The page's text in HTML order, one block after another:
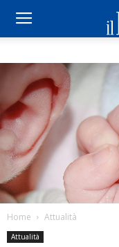
Home Attualità
Attualità